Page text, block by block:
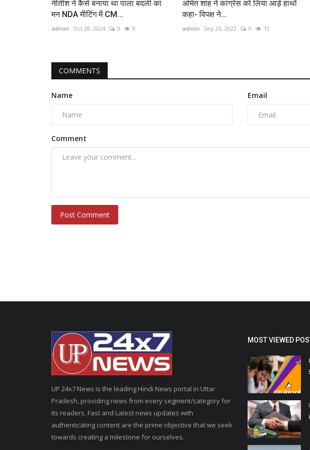
नीतीश ने कैसे बनाया था पाला बदली का
मन NDA मीटिंग में CM...
admin Oct 28, 2024 0 9
अमित शाह ने कांग्रेस को लिया आड़े हाथों
कहा- विपक्ष ने...
admin Sep 26, 2022 0 12
COMMENTS
Name Email
Comment
Post Comment
UP 24x7 News is the leading Hindi News portal in Uttar
Pradesh, providing news from every segment/category for
its readers. Fast and Latest news updates with
authenticating content are the prime objective that we seek
towards creating a milestone for ourselves.
MOST VIEWED